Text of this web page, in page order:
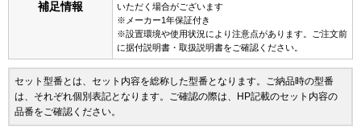
補足情報
いただく場合がございます
※メーカー1年保証付き
※設置環境や使用状況により注意点があります。ご注文前
に据付説明書・取扱説明書をご確認ください。
セット型番とは、セット内容を総称した型番となります。ご納品時の型番
は、それぞれ個別表記となります。ご確認の際は、HP記載のセット内容の
品番をご確認ください。